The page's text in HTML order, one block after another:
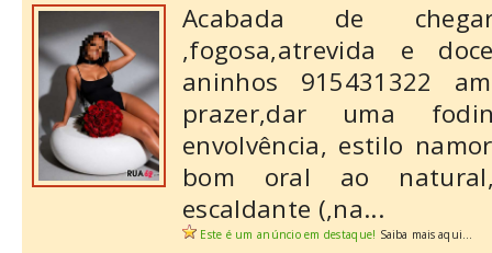
Acabada de
,fogosa,atrevida e
aninhos 915431322
prazer,dar uma
envolvência, estilo
bom oral ao
escaldante (,na...
Este é um anúncio em destaque! Saiba mais aqui...